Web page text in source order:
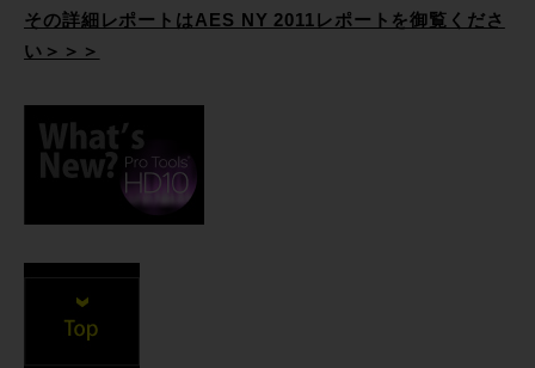
その詳細レポートはAES NY 2011レポートを御覧くださ
い＞＞＞